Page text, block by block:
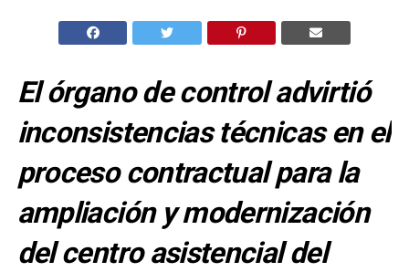
El órgano de control advirtió
inconsistencias técnicas en el
proceso contractual para la
ampliación y modernización
del centro asistencial del